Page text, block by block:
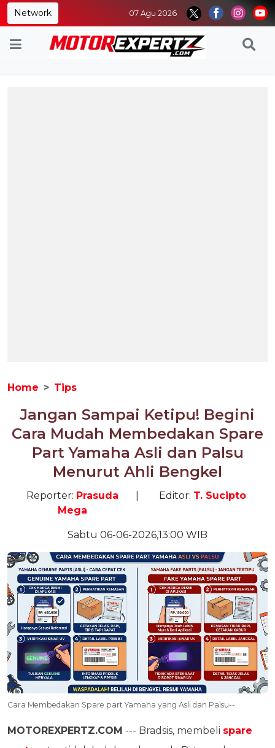
Network 07 Agu 2026
Home Tips
Jangan Sampai Ketipu! Begini
Cara Mudah Membedakan Spare
Part Yamaha Asli dan Palsu
Menurut Ahli Bengkel
Reporter: Prasuda
Mega
Editor: T. Sucipto
Sabtu 06-06-2026,13:00 WIB
Cara Membedakan Spare part Yamaha yang Asli dan Palsu--
MOTOREXPERTZ.COM --- Bradsis, membeli spare